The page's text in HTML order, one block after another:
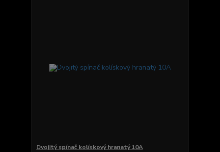
Dvojitý spínač kolískový hranatý 10A